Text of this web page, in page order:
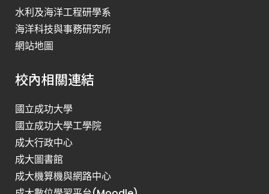
水利及海洋工程研學系
海洋科技與事務研究所
網站地圖
校內相關連結
國立成功大學
國立成功大學工學院
成大行政中心
成大圖書館
成大機算機與網路中心